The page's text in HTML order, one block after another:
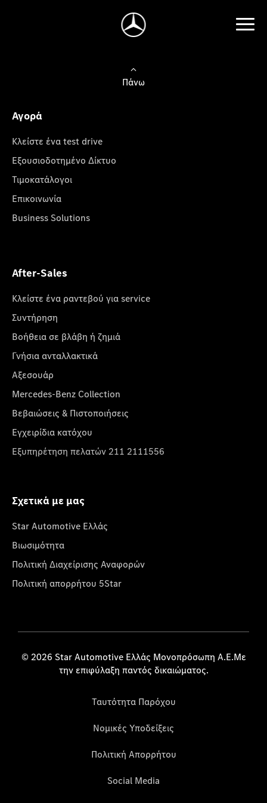
Πάνω
Αγορά
Κλείστε ένα test drive
Εξουσιοδοτημένο Δίκτυο
Τιμοκατάλογοι
Επικοινωνία
Business Solutions
After-Sales
Κλείστε ένα ραντεβού για service
Συντήρηση
Βοήθεια σε βλάβη ή ζημιά
Γνήσια ανταλλακτικά
Αξεσουάρ
Mercedes-Benz Collection
Βεβαιώσεις & Πιστοποιήσεις
Εγχειρίδια κατόχου
Εξυπηρέτηση πελατών 211 2111556
Σχετικά με μας
Star Automotive Ελλάς
Βιωσιμότητα
Πολιτική Διαχείρισης Αναφορών
Πολιτική απορρήτου 5Star
© 2026 Star Automotive Ελλάς Μονοπρόσωπη Α.Ε.Με
την επιφύλαξη παντός δικαιώματος.
Ταυτότητα Παρόχου
Νομικές Υποδείξεις
Πολιτική Απορρήτου
Social Media